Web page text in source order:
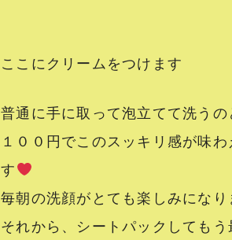
ここにクリームをつけます
普通に手に取って泡立てて洗うの
１００円でこのスッキリ感が味わ
す
毎朝の洗顔がとても楽しみにな
それから、シートパックしても